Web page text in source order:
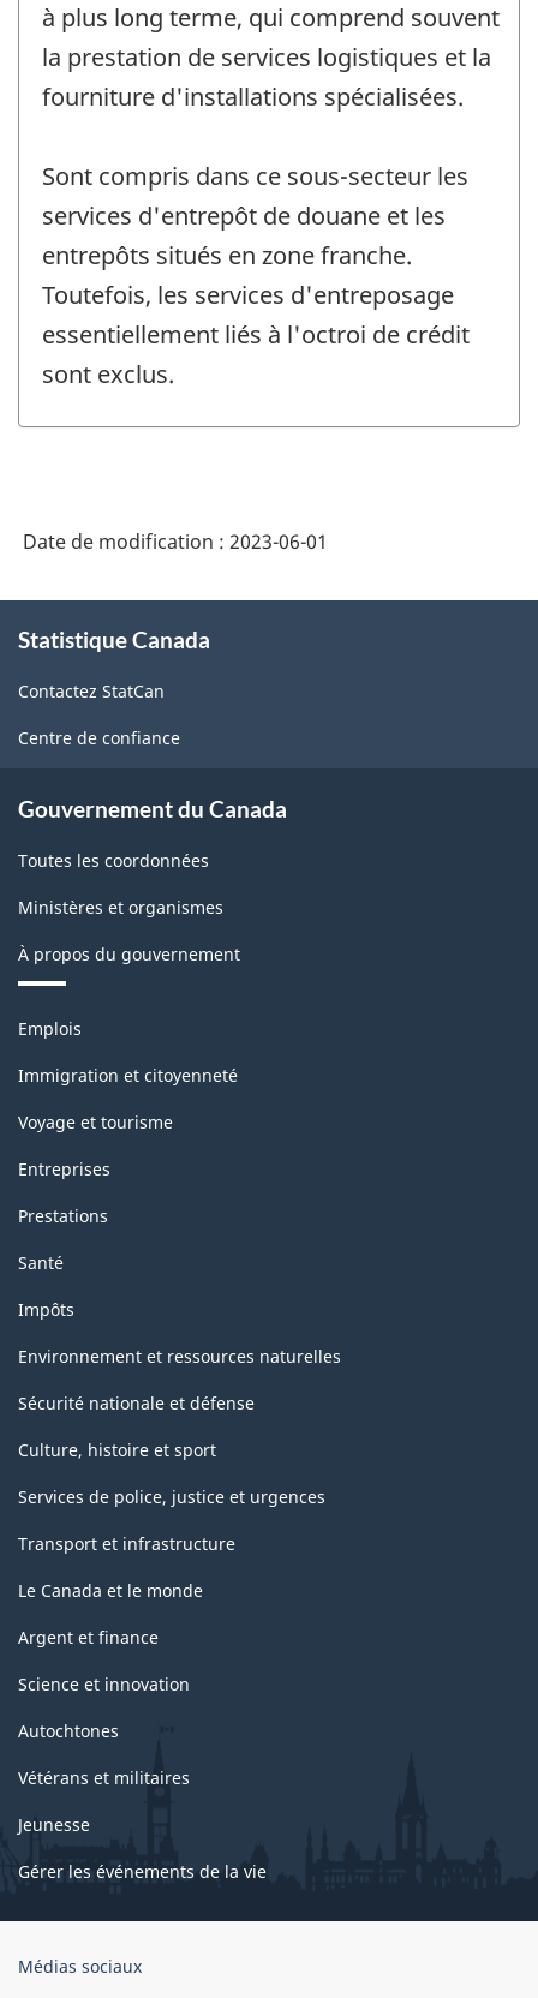
à plus long terme, qui comprend souvent
la prestation de services logistiques et la
fourniture d'installations spécialisées.
Sont compris dans ce sous-secteur les
services d'entrepôt de douane et les
entrepôts situés en zone franche.
Toutefois, les services d'entreposage
essentiellement liés à l'octroi de crédit
sont exclus.
Date de modification : 2023-06-01
propos
ce
site
Statistique Canada
Contactez StatCan
Centre de confiance
Gouvernement du Canada
Toutes les coordonnées
Ministères et organismes
À propos du gouvernement
Thèmes
sujets
Emplois
Immigration et citoyenneté
Voyage et tourisme
Entreprises
Prestations
Santé
Impôts
Environnement et ressources naturelles
Sécurité nationale et défense
Culture, histoire et sport
Services de police, justice et urgences
Transport et infrastructure
Le Canada et le monde
Argent et finance
Science et innovation
Autochtones
Vétérans et militaires
Jeunesse
Gérer les événements de la vie
Organisation
Médias sociaux